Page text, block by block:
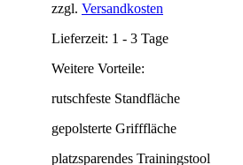
zzgl. Versandkosten
Lieferzeit: 1 - 3 Tage
Weitere Vorteile:
rutschfeste Standfläche
gepolsterte Grifffläche
platzsparendes Trainingstool